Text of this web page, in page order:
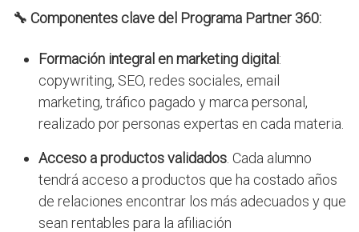
🔧 Componentes clave del Programa Partner 360:
Formación integral en marketing digital :
copywriting, SEO, redes sociales, email
marketing, tráfico pagado y marca personal,
realizado por personas expertas en cada materia.
Acceso a productos validados . Cada alumno
tendrá acceso a productos que ha costado años
de relaciones encontrar los más adecuados y que
sean rentables para la afiliación